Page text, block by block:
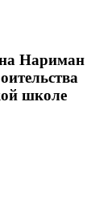
Нариман
школе